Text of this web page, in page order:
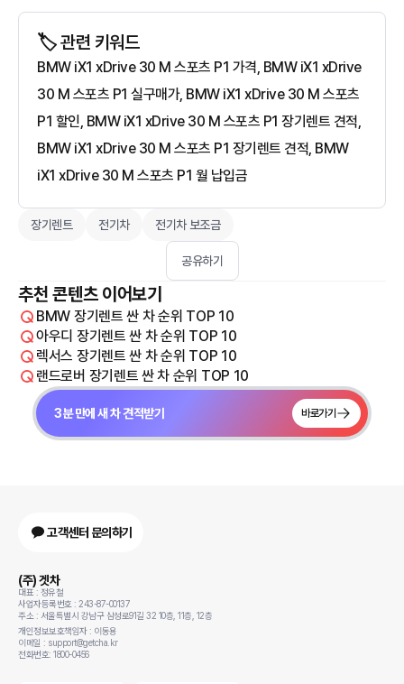
🏷️ 관련 키워드
BMW iX1 xDrive 30 M 스포츠 P1 가격, BMW iX1 xDrive
30 M 스포츠 P1 실구매가, BMW iX1 xDrive 30 M 스포츠
P1 할인, BMW iX1 xDrive 30 M 스포츠 P1 장기렌트 견적,
BMW iX1 xDrive 30 M 스포츠 P1 장기렌트 견적, BMW
iX1 xDrive 30 M 스포츠 P1 월 납입금
장기렌트 전기차 전기차 보조금
공유하기
추천 콘텐츠 이어보기
BMW 장기렌트 싼 차 순위 TOP 10
아우디 장기렌트 싼 차 순위 TOP 10
렉서스 장기렌트 싼 차 순위 TOP 10
랜드로버 장기렌트 싼 차 순위 TOP 10
3분 만에 새 차 견적받기 바로가기
고객센터 문의하기
(주) 겟차
대표 : 정유철
사업자등록번호 : 243-87-00137
주소 : 서울특별시 강남구 삼성로91길 32 10층, 11층, 12층
개인정보보호책임자 : 이동용
이메일 : support@getcha.kr
전화번호: 1800-0456